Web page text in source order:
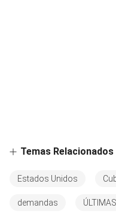
Temas Relacionados
Estados Unidos
demandas